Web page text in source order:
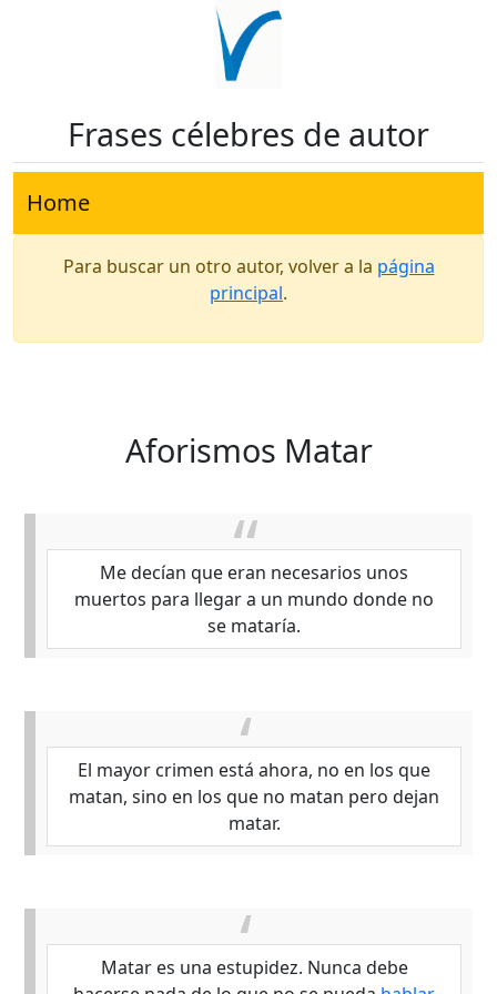
Frases célebres de autor
Home
Para buscar un otro autor, volver a la página
principal.
Aforismos Matar
Me decían que eran necesarios unos
muertos para llegar a un mundo donde no
se mataría.
El mayor crimen está ahora, no en los que
matan, sino en los que no matan pero dejan
matar.
Matar es una estupidez. Nunca debe